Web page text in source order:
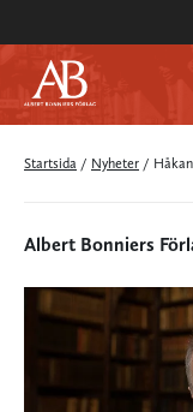
Startsida / Nyheter /
Albert Bonniers